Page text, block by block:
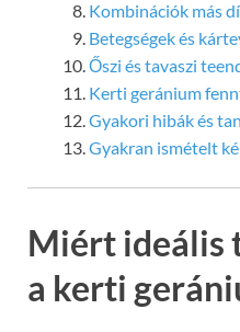
Kombinációk más
Betegségek és
Őszi és tavaszi
Kerti geránium
Gyakori hibák és
Gyakran ismételt
Miért ideális
a kerti